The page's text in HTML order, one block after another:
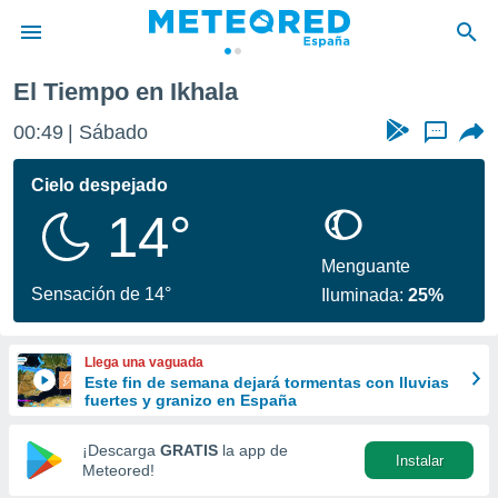
de
por
se
calidad.
a este
las
y
forma
digital
basada
El Tiempo en Ikhala
00:49 Sábado ...
Cielo despejado
14°
Sensación de 14°
Menguante
Iluminada:25%
Llega una vaguada
Este fin de semana dejará tormentas con lluvias
fuertes y granizo en España
¡Descarga GRATIS la app de
Meteored!
Instalar